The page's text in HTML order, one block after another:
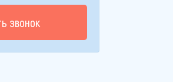
звонок